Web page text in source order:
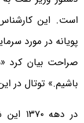
است. این
صراحت بیان کرد
باشیم.» توتال در
در